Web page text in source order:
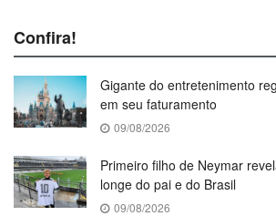
Confira!
Gigante do entretenimento
em seu faturamento
09/08/2026
Primeiro filho de Neymar
longe do pai e do Brasil
09/08/2026